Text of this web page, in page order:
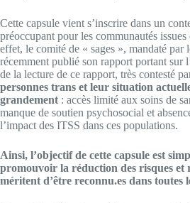
Cette capsule vient s’inscrire dans un
préoccupant pour les communautés
effet, le comité de « sages », mandaté par
récemment publié son rapport portant sur
de la lecture de ce rapport, très contesté
personnes trans et leur situation
grandement : accès limité aux soins de
manque de soutien psychosocial et
l’impact des ITSS dans ces populations.
Ainsi, l’objectif de cette capsule est
promouvoir la réduction des risques et
méritent d’être reconnu.es dans toutes